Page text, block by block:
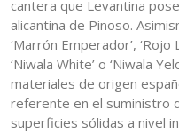
cantera que Levantina
alicantina de Pinoso.
‘Marrón Emperador’, ‘Rojo
‘Niwala White’ o ‘Niwala
materiales de origen
referente en el suministro
superficies sólidas a nivel